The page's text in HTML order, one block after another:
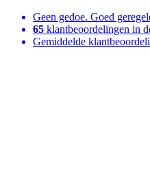
Geen gedoe. Goed
65 klantbeoordelingen in
Gemiddelde